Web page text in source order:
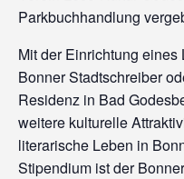
Parkbuchhandlung
Mit der Einrichtung
Bonner Stadtschreiber
Residenz in Bad
weitere kulturelle
literarische Leben in
Stipendium ist der